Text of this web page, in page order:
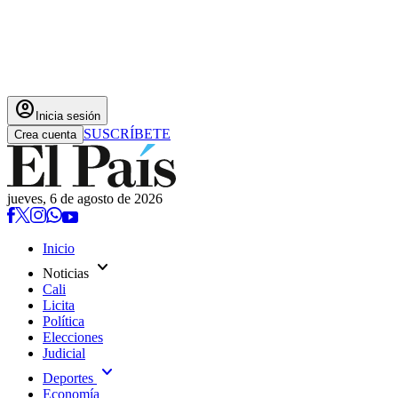
account_circle Inicia sesión
Crea cuenta SUSCRÍBETE
jueves, 6 de agosto de 2026
Inicio
Noticias expand_more
Cali
Licita
Política
Elecciones
Judicial
Deportes expand_more
Economía